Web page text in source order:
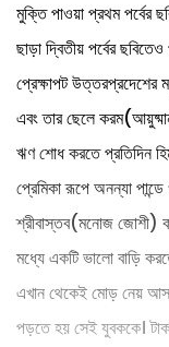
মুক্তি পাওয়া প্রথম পর্বের
ছাড়া দ্বিতীয় পর্বের
প্রেক্ষাপট উত্তরপ্রদেশের
এবং তার ছেলে
ঋণ শোধ করতে প্রতিদিন
প্রেমিকা রূপে অনন্যা
শ্রীবাস্তব(মনোজ জোশী)
মধ্যে একটি ভালো বাড়ি
এখান থেকেই মোড় নেয় আসল
পড়তে হয় সেই যুবককে।